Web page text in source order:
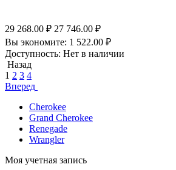
29 268.00 ₽ 27 746.00 ₽
Вы экономите: 1 522.00 ₽
Доступность: Нет в наличии
Назад
1 2 3 4
Вперед
Cherokee
Grand Cherokee
Renegade
Wrangler
Моя учетная запись